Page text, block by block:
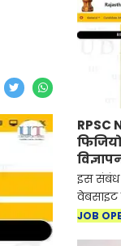
RPSC
इस संबंध
JOB